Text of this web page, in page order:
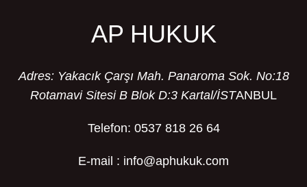
AP HUKUK
Adres: Yakacık Çarşı Mah. Panaroma Sok. No:18
Rotamavi Sitesi B Blok D:3 Kartal/İSTANBUL
Telefon: 0537 818 26 64
E-mail : info@aphukuk.com